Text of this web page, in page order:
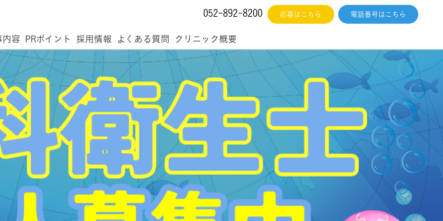
052-892-8200 応募はこちら 電話番号はこちら
内容 PRポイント 採用情報 よくある質問 クリニック概要